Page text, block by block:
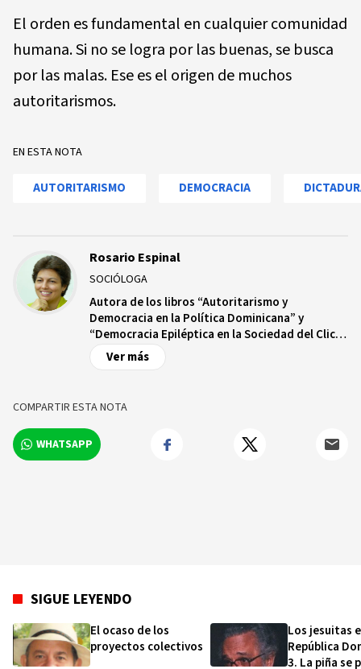
El orden es fundamental en cualquier comunidad
humana. Si no se logra por las buenas, se busca
por las malas. Ese es el origen de muchos
autoritarismos.
EN ESTA NOTA
AUTORITARISMO DEMOCRACIA
Rosario Espinal
SOCIÓLOGA
Autora de los libros “Autoritarismo y
Democracia en la Política Dominicana” y
“Democracia Epiléptica en la Sociedad del Clic”,
y de numerosos artículos sobre política
dominicana publicados en revistas académicas
University en Filadelfia, donde también ha sido
directora del Departamento de Sociología y del
Centro de Estudios Latinoamericanos.
Ver más
COMPARTIR ESTA NOTA
WHATSAPP
SIGUE LEYENDO
El ocaso de los
proyectos colectivos
Los jesuitas
República
3. La piña se